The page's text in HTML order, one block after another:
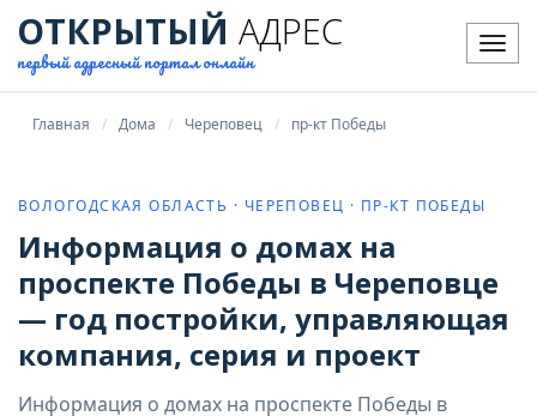
ОТКРЫТЫЙ АДРЕС
первый адресный портал онлайн
Главная Дома Череповец пр-кт Победы
ВОЛОГОДСКАЯ ОБЛАСТЬ · ЧЕРЕПОВЕЦ · ПР-КТ ПОБЕДЫ
Информация о домах на
проспекте Победы в Череповце
— год постройки, управляющая
компания, серия и проект
Информация о домах на проспекте Победы в